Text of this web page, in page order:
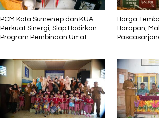
PCM Kota Sumenep dan KUA
Perkuat Sinergi, Siap Hadirkan
Program Pembinaan Umat
Harga
Harapan,